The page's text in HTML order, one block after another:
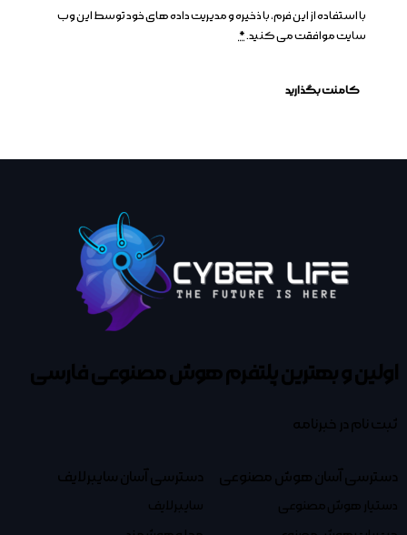
با استفاده از این فرم، با ذخیره و مدیریت داده های خود توسط این وب
سایت موافقت می کنید.*
اولین و بهترین پلتفرمهوش مصنوعی فارسی
ثبت نام در خبرنامه
دسترسی آسان هوش مصنوعی
دستیار هوش مصنوعی
دسترسی آسان سایبرلایف
سایبرلایف